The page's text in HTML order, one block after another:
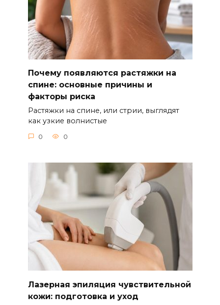
Почему появляются растяжки на
спине: основные причины и
факторы риска
Растяжки на спине, или стрии, выглядят
как узкие волнистые
0 0
Лазерная эпиляция чувствительной
кожи: подготовка и уход